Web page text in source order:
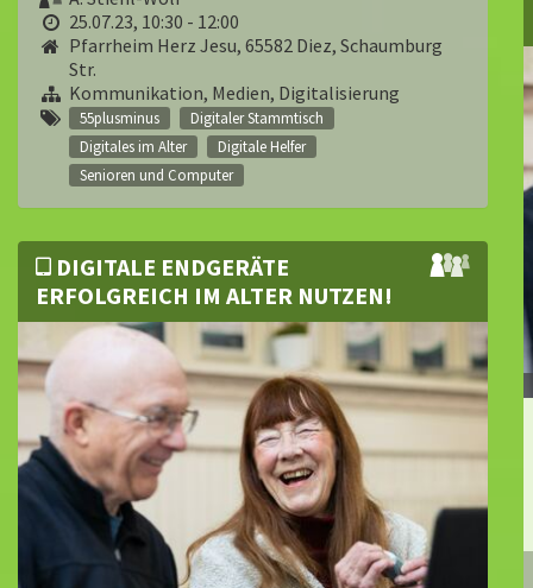
25.07.23, 10:30 - 12:00
Pfarrheim Herz Jesu, 65582 Diez, Schaumburg
Str.
Kommunikation, Medien, Digitalisierung
55plusminus
Digitaler Stammtisch
Digitales im Alter
Digitale Helfer
Senioren und Computer
DIGITALE ENDGERÄTE
ERFOLGREICH IM ALTER NUTZEN!